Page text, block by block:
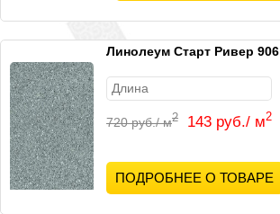
Линолеум Старт Ривер 906
720 руб./ м2 143 руб./ м2
ПОДРОБНЕЕ О ТОВАРЕ